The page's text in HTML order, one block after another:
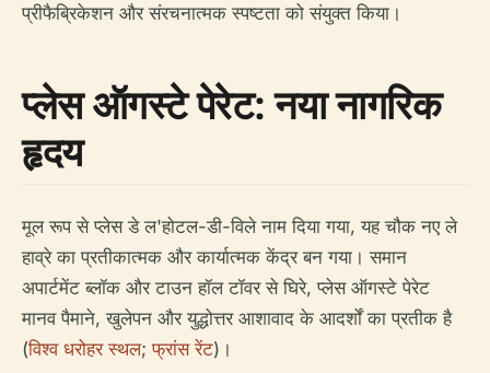
प्रीफैब्रिकेशन और संरचनात्मक स्पष्टता को संयुक्त किया।
प्लेस ऑगस्टे पेरेट: नया नागरिक
हृदय
मूल रूप से प्लेस डे ल'होटल-डी-विले नाम दिया गया, यह चौक नए ले
हाव्रे का प्रतीकात्मक और कार्यात्मक केंद्र बन गया। समान
अपार्टमेंट ब्लॉक और टाउन हॉल टॉवर से घिरे, प्लेस ऑगस्टे पेरेट
मानव पैमाने, खुलेपन और युद्धोत्तर आशावाद के आदर्शों का प्रतीक है
(विश्व धरोहर स्थल;फ्रांस रेंट)।